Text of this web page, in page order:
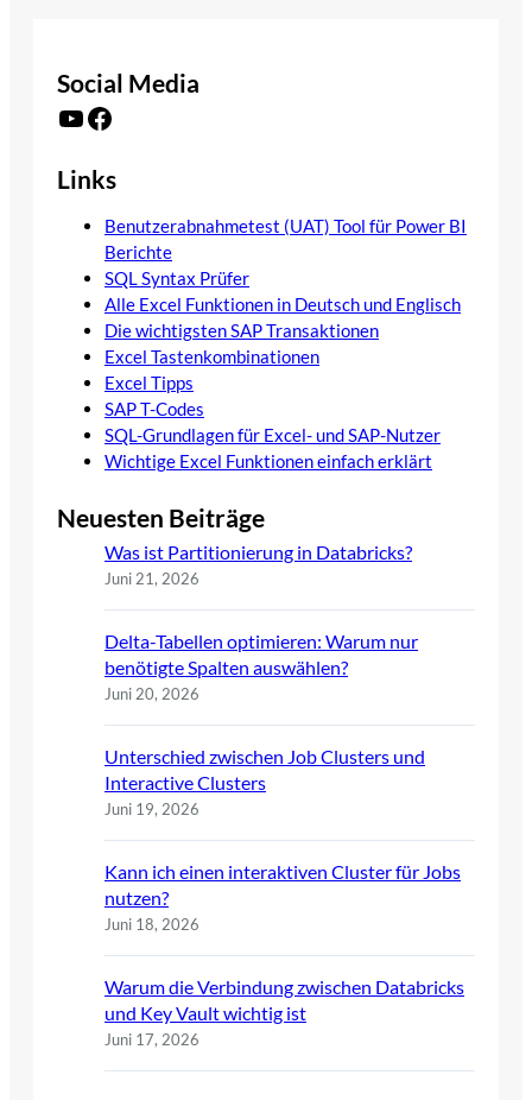
Social Media
YouTube Facebook
Links
Benutzerabnahmetest (UAT) Tool für Power BI
Berichte
SQL Syntax Prüfer
Alle Excel Funktionen in Deutsch und Englisch
Die wichtigsten SAP Transaktionen
Excel Tastenkombinationen
Excel Tipps
SAP T-Codes
SQL-Grundlagen für Excel- und SAP-Nutzer
Wichtige Excel Funktionen einfach erklärt
Neuesten Beiträge
Was ist Partitionierung in Databricks?
Juni 21, 2026
Delta-Tabellen optimieren: Warum nur
benötigte Spalten auswählen?
Juni 20, 2026
Unterschied zwischen Job Clusters und
Interactive Clusters
Juni 19, 2026
Kann ich einen interaktiven Cluster für Jobs
nutzen?
Juni 18, 2026
Warum die Verbindung zwischen Databricks
und Key Vault wichtig ist
Juni 17, 2026